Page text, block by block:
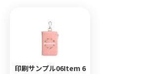
印刷サンプル06Item 6